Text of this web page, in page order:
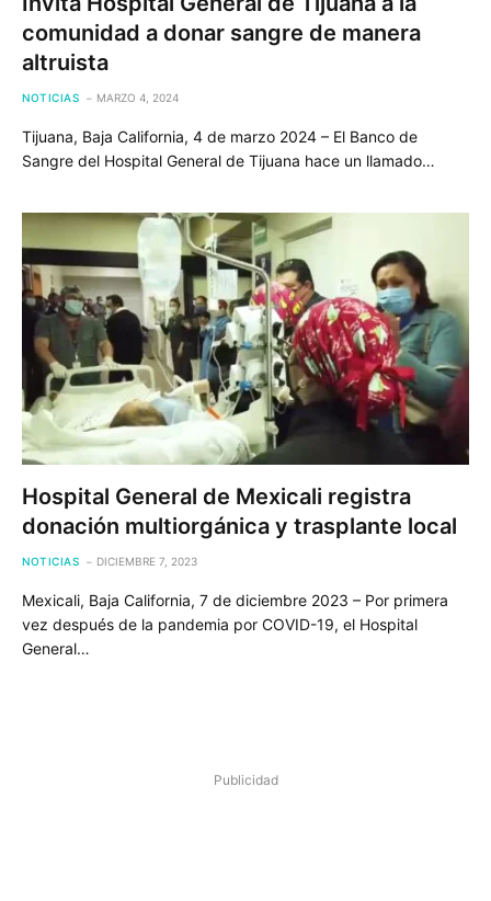
comunidad a donar sangre de manera
altruista
NOTICIAS MARZO 4, 2024
Tijuana, Baja California, 4 de marzo 2024 – El Banco de
Sangre del Hospital General de Tijuana hace un llamado…
Hospital General de Mexicali registra
donación multiorgánica y trasplante local
NOTICIAS DICIEMBRE 7, 2023
Mexicali, Baja California, 7 de diciembre 2023 – Por primera
vez después de la pandemia por COVID-19, el Hospital
General…
Publicidad